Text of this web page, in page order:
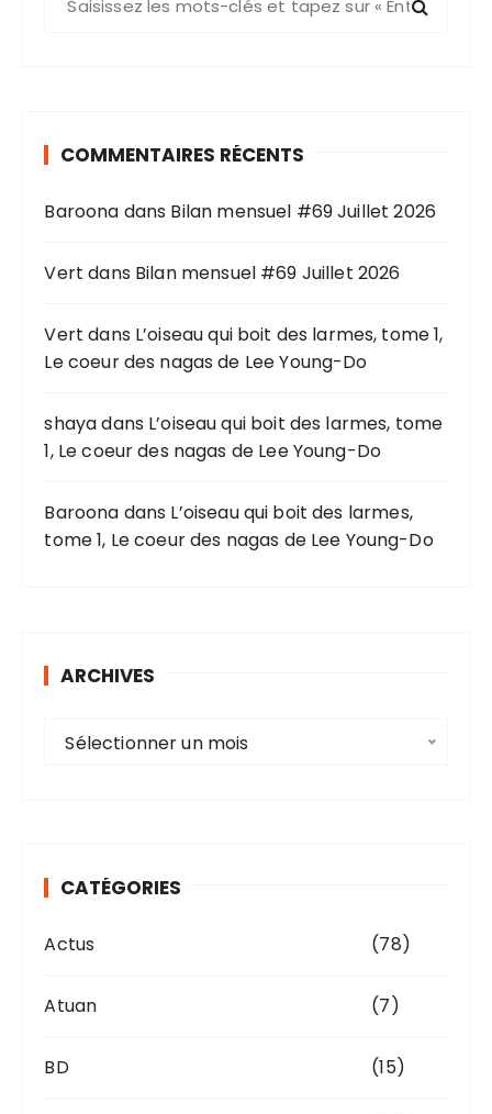
e
o
r
COMMENTAIRES RÉCENTS
Baroona dans Bilan mensuel #69 Juillet 2026
Vert dans Bilan mensuel #69 Juillet 2026
Vert dans L’oiseau qui boit des larmes, tome 1,
Le coeur des nagas de Lee Young-Do
shayadans L’oiseau qui boit des larmes, tome
1, Le coeur des nagas de Lee Young-Do
Baroona dans L’oiseau qui boit des larmes,
tome 1, Le coeur des nagas de Lee Young-Do
ARCHIVES
e
Sélectionner un mois
CATÉGORIES
Actus (78)
Atuan (7)
BD (15)